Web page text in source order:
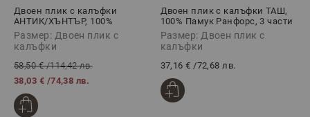
Двоен плик с калъфки
АНТИК/ХЪНТЪР, 100%
Памучен сатен, 3 части
Размер: Двоен плик с
калъфки
58,50 €/114,42 лв.
38,03 € /74,38 лв.
Двоен плик с калъфки ТАШ,
100% Памук Ранфорс, 3 части
Размер: Двоен плик с
калъфки
37,16 € /72,68 лв.